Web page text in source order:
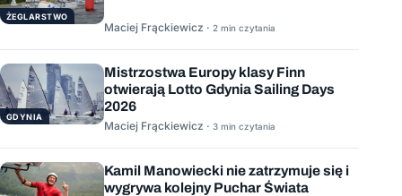
ŻEGLARSTWO
Maciej Frąckiewicz · 2 min czytania
GDYNIA
Mistrzostwa Europy klasy Finn
otwierają Lotto Gdynia Sailing Days
2026
Maciej Frąckiewicz · 3 min czytania
Kamil Manowiecki nie zatrzymuje się i
wygrywa kolejny Puchar Świata